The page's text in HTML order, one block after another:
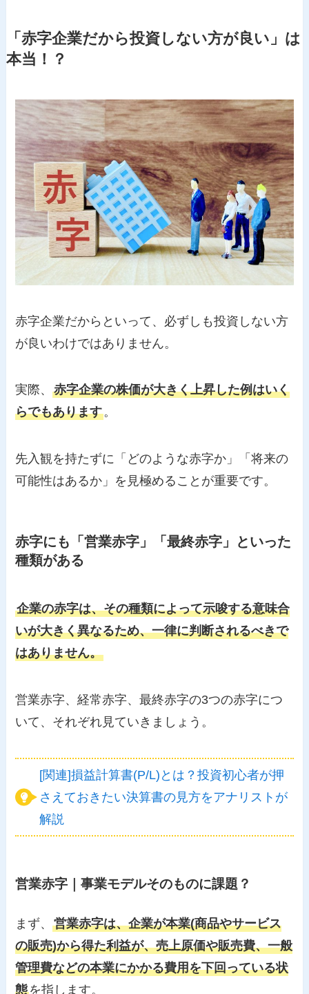
「赤字企業だから投資しない方が良い」は
本当！？
赤字企業だからといって、必ずしも投資しない方
が良いわけではありません。
実際、赤字企業の株価が大きく上昇した例はいく
らでもあります。
先入観を持たずに「どのような赤字か」「将来の
可能性はあるか」を見極めることが重要です。
赤字にも「営業赤字」「最終赤字」といった
種類がある
企業の赤字は、その種類によって示唆する意味合
いが大きく異なるため、一律に判断されるべきで
はありません。
営業赤字、経常赤字、最終赤字の3つの赤字につ
いて、それぞれ見ていきましょう。
[関連]損益計算書(P/L)とは？投資初心者が押
さえておきたい決算書の見方をアナリストが
解説
営業赤字｜事業モデルそのものに課題？
まず、営業赤字は、企業が本業(商品やサービス
の販売)から得た利益が、売上原価や販売費、一般
管理費などの本業にかかる費用を下回っている状
態を指します。